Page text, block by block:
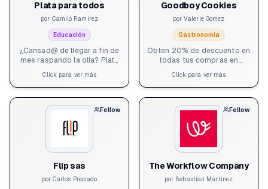
Plata para todos
por Camilo Ramirez
Educación
¿Cansad@ de llegar a fin de
mes raspando la olla? Plata
cumplir sus sueños de vida
echándote una mano con tus
finanzas, fácil, sin
conceptos difíciles, sin
proyecto que nació gracias
al Action Lab 2.0
Click para ver más
Goodboy Cookies
porValerie Gomez
Gastronomía
Obten 20% de descuento en
todas tus compras en
15 #82-49 (No rappi, no
domicilios)
Click para ver más
Fellow
Flip sas
por Carlos Preciado
Fellow
The Workflow Company
por Sebastian Martinez